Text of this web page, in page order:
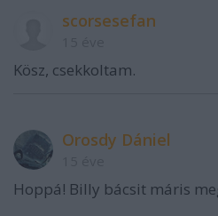
scorsesefan
Kösz, csekkoltam.
Orosdy Dániel
Hoppá! Billy bácsit máris